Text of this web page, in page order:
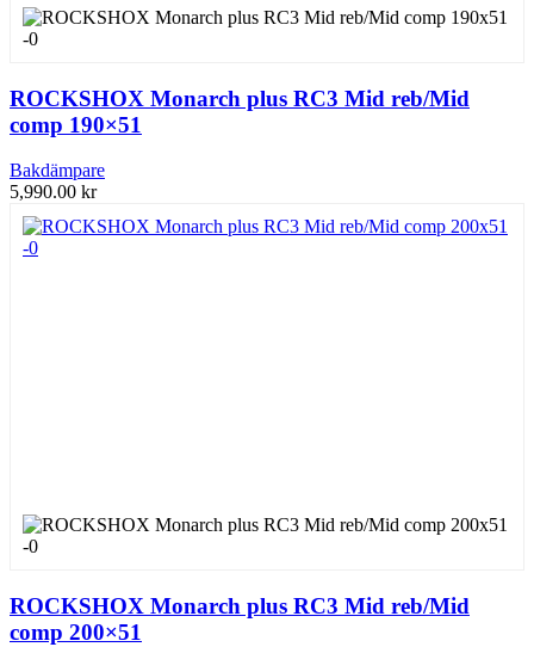
ROCKSHOX Monarch plus RC3 Mid reb/Mid
comp 190×51
Bakdämpare
5,990.00 kr
ROCKSHOX Monarch plus RC3 Mid reb/Mid
comp 200×51